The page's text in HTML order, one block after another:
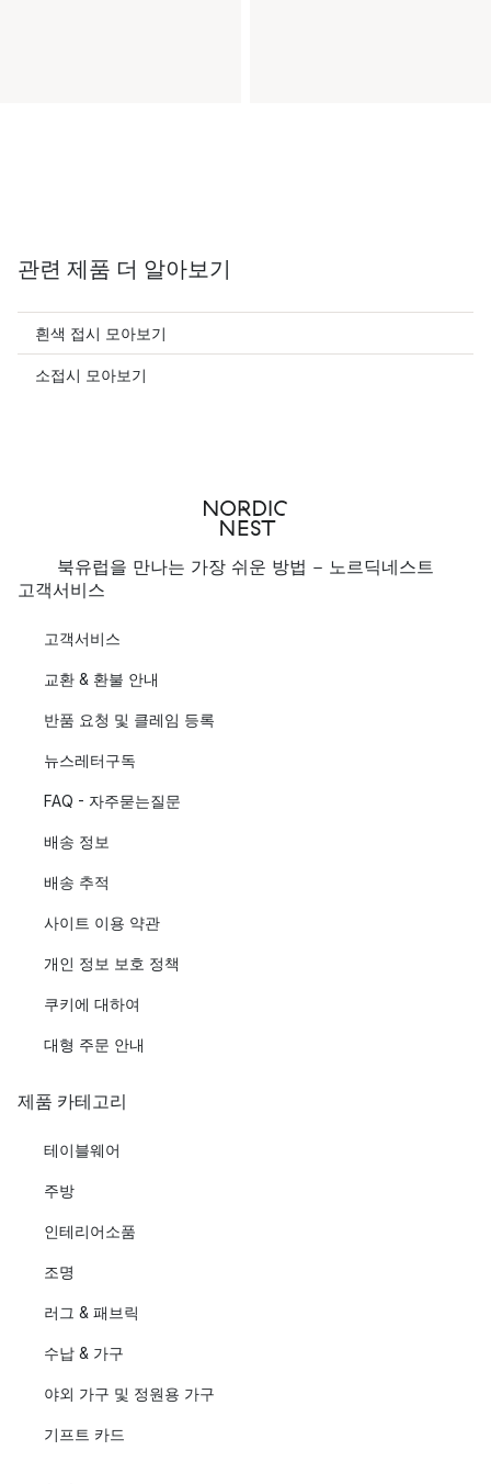
관련 제품 더 알아보기
흰색 접시 모아보기
소접시 모아보기
북유럽을 만나는 가장 쉬운 방법 - 노르딕네스트
고객서비스
고객서비스
교환 & 환불 안내
반품 요청 및 클레임 등록
뉴스레터구독
FAQ - 자주묻는질문
배송 정보
배송 추적
사이트 이용 약관
개인 정보 보호 정책
쿠키에 대하여
대형 주문 안내
제품 카테고리
테이블웨어
주방
인테리어소품
조명
러그 & 패브릭
수납 & 가구
야외 가구 및 정원용 가구
기프트 카드